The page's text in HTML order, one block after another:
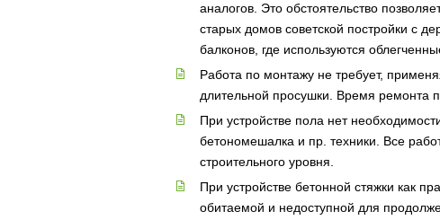
аналогов. Это обстоятельство
старых домов советской постройки с
балконов, где используются
Работа по монтажу не требует,
длительной просушки. Время ремонта
При устройстве пола нет
бетономешалка и пр. техники. Все
строительного уровня.
При устройстве бетонной стяжки как
обитаемой и недоступной для